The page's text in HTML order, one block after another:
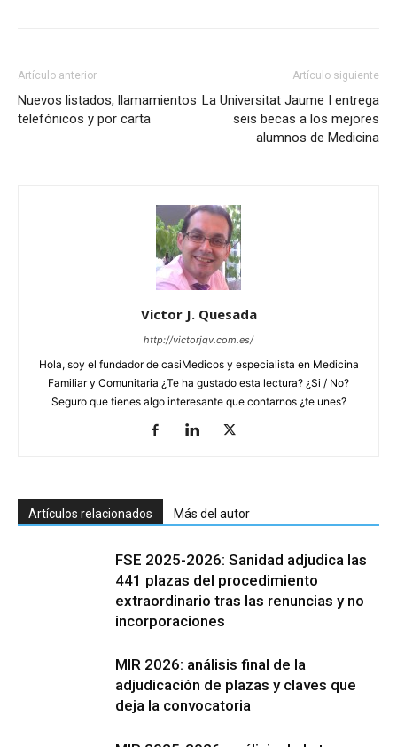
Artículo anterior
Nuevos listados, llamamientos
telefónicos y por carta
Artículo siguiente
La Universitat Jaume I entrega
seis becas a los mejores
alumnos de Medicina
Victor J. Quesada
http://victorjqv.com.es/
Hola, soy el fundador de casiMedicos y especialista en Medicina
Familiar y Comunitaria ¿Te ha gustado esta lectura? ¿Si / No?
Seguro que tienes algo interesante que contarnos ¿te unes?
Artículos relacionados Más del autor
FSE 2025-2026: Sanidad adjudica las
441 plazas del procedimiento
extraordinario tras las renuncias y no
incorporaciones
MIR 2026: análisis final de la
adjudicación de plazas y claves que
deja la convocatoria